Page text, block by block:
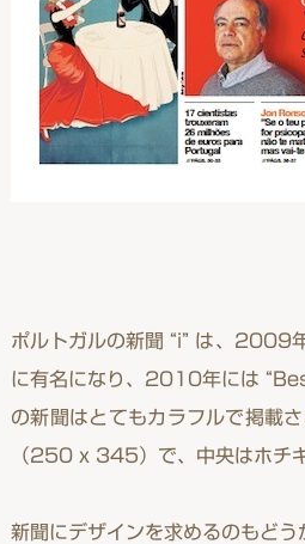
ポルトガルの新聞 “i” は、2009
に有名になり、2010年には
の新聞はとてもカラフルで掲載
（250 x 345）で、中央はホチ
新聞にデザインを求めるのもど